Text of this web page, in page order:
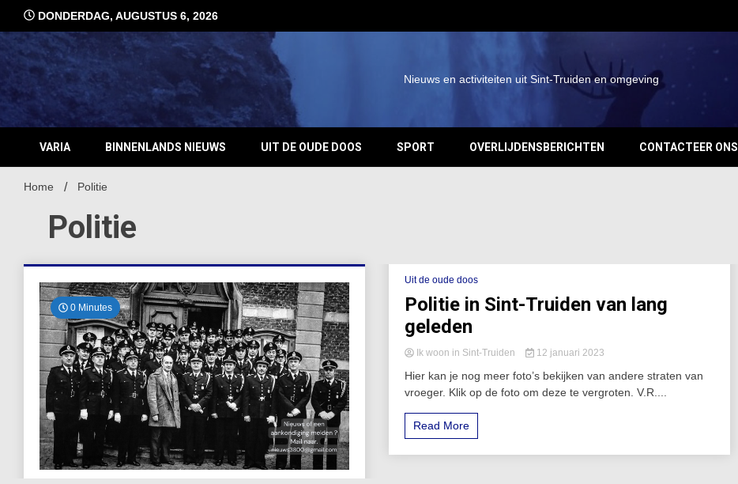
inhoud
DONDERDAG, AUGUSTUS 6, 2026
Nieuws en activiteiten uit Sint-Truiden en omgeving
VARIA BINNENLANDS NIEUWS UIT DE OUDE DOOS SPORT OVERLIJDENSBERICHTEN CONTACTEER ONS
Home Politie
Politie
0 Minutes
Uit de oude doos
Politie in Sint-Truiden van lang
geleden
Ik woon in Sint-Truiden 12 januari 2023
Hier kan je nog meer foto’s bekijken van andere straten van
vroeger. Klik op de foto om deze te vergroten. V.R....
Read More